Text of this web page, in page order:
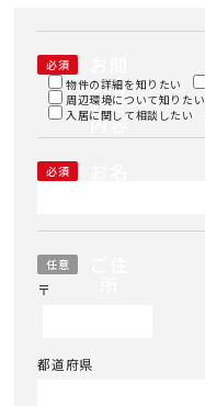
必須
い合
わせ
内容
物件の詳細を知りたい
周辺環境について知りたい
入居に関して相談したい
必須
任意
〒
都道府県